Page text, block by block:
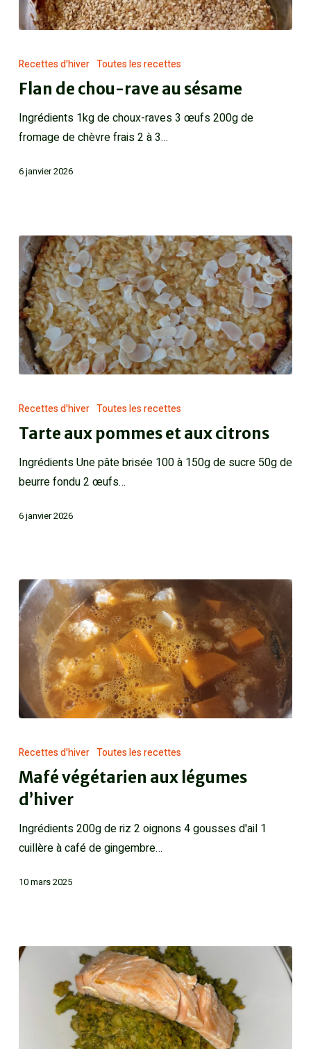
Recettes d'hiver Toutes les recettes
Flan de chou-rave au sésame
Ingrédients 1kg de choux-raves 3 œufs 200g de
fromage de chèvre frais 2 à 3…
6 janvier 2026
Recettes d'hiver Toutes les recettes
Tarte aux pommes et aux citrons
Ingrédients Une pâte brisée 100 à 150g de sucre 50g de
beurre fondu 2 œufs…
6 janvier 2026
Recettes d'hiver Toutes les recettes
Mafé végétarien aux légumes
d’hiver
Ingrédients 200g de riz 2 oignons 4 gousses d'ail 1
cuillère à café de gingembre…
10 mars 2025